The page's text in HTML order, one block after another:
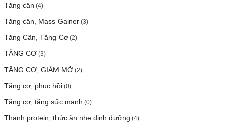
Tăng cân (4)
Tăng cân, Mass Gainer (3)
Tăng Cân, Tăng Cơ (2)
TĂNG CƠ (3)
TĂNG CƠ, GIẢM MỠ (2)
Tăng cơ, phục hồi (0)
Tăng cơ, tăng sức mạnh (0)
Thanh protein, thức ăn nhẹ dinh dưỡng (4)